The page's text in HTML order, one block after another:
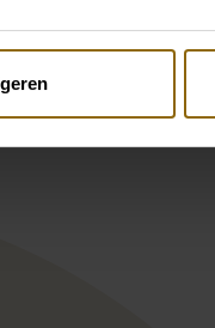
Elysee